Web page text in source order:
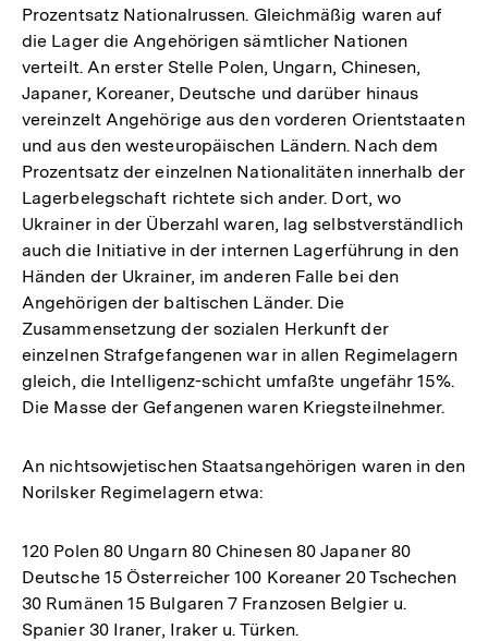
Prozentsatz Nationalrussen. Gleichmäßig waren auf
die Lager die Angehörigen sämtlicher Nationen
verteilt. An erster Stelle Polen, Ungarn, Chinesen,
Japaner, Koreaner, Deutsche und darüber hinaus
vereinzelt Angehörige aus den vorderen Orientstaaten
und aus den westeuropäischen Ländern. Nach dem
Prozentsatz der einzelnen Nationalitäten innerhalb der
Lagerbelegschaft richtete sich ander. Dort, wo
Ukrainer in der Überzahl waren, lag selbstverständlich
auch die Initiative in der internen Lagerführung in den
Händen der Ukrainer, im anderen Falle bei den
Angehörigen der baltischen Länder. Die
Zusammensetzung der sozialen Herkunft der
einzelnen Strafgefangenen war in allen Regimelagern
gleich, die Intelligenz-schicht umfaßte ungefähr 15%.
Die Masse der Gefangenen waren Kriegsteilnehmer.
An nichtsowjetischen Staatsangehörigen waren in den
Norilsker Regimelagern etwa:
120 Polen 80 Ungarn 80 Chinesen 80 Japaner 80
Deutsche 15 Österreicher 100 Koreaner 20 Tschechen
30 Rumänen 15 Bulgaren 7 Franzosen Belgier u.
Spanier 30 Iraner, Iraker u. Türken.